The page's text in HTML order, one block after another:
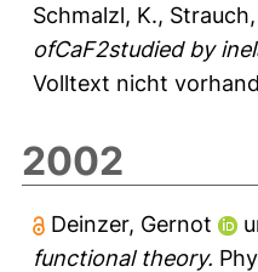
Schmalzl, K., Strauch,
ofCaF2studied by
Volltext nicht
2002
Deinzer, Gernot
functional theory.